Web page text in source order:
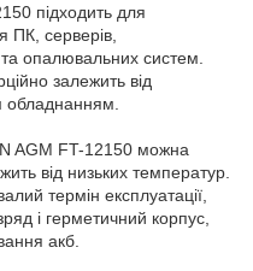
підходить для
ПК, серверів,
опалювальних систем.
залежить від
AGM FT-12150 можна
від низьких температур.
термін експлуатації,
і герметичний корпус,
акб.